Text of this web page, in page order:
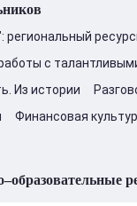
региональный
с
Из истории
Финансовая